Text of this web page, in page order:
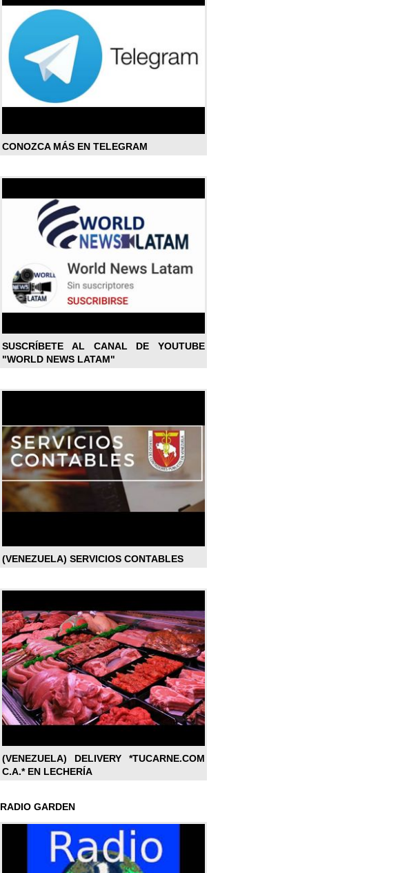
CONOZCA MÁS EN TELEGRAM
SUSCRÍBETE AL CANAL DE YOUTUBE
"WORLD NEWS LATAM"
(VENEZUELA) SERVICIOS CONTABLES
(VENEZUELA) DELIVERY *TUCARNE.COM
C.A.* EN LECHERÍA
RADIO GARDEN